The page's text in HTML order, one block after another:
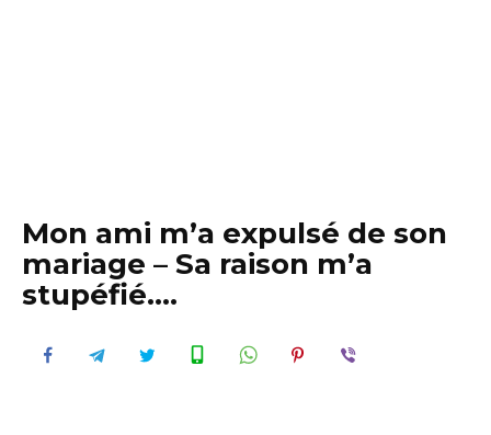
Mon ami m’a expulsé de son
mariage – Sa raison m’a
stupéfié….